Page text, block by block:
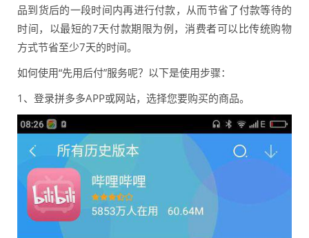
品到货后的一段时间内再进行付款，从而节省了付款等待的
时间，以最短的7天付款期限为例，消费者可以比传统购物
方式节省至少7天的时间。
如何使用“先用后付”服务呢？以下是使用步骤：
1、登录拼多多APP或网站，选择您要购买的商品。